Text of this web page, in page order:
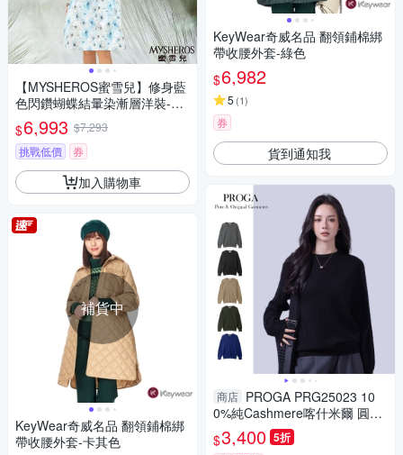
【MYSHEROS蜜雪兒】修身藍
色閃鑽蝴蝶結暈染漸層洋裝-水
藍
$6,993 $7,293
挑戰低價
券
加入購物車
補貨中
KeyWear奇威名品 翻領鋪棉綁
帶收腰外套-卡其色
KeyWear奇威名品 翻領鋪棉綁
帶收腰外套-綠色
$6,982
5 (1)
券
貨到通知我
商店 PROGA PRG25023 10
0%純Cashmere喀什米爾 圓領
針織長袖毛衣男款女著 標準款
(5色)極致保暖柔軟親膚 奢華享
$3,400 5折